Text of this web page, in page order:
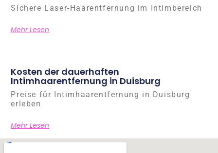
Sichere Laser-Haarentfernung im Intimbereich
Mehr Lesen
Kosten der dauerhaften
Intimhaarentfernung in Duisburg
Preise für Intimhaarentfernung in Duisburg
erleben
Mehr Lesen